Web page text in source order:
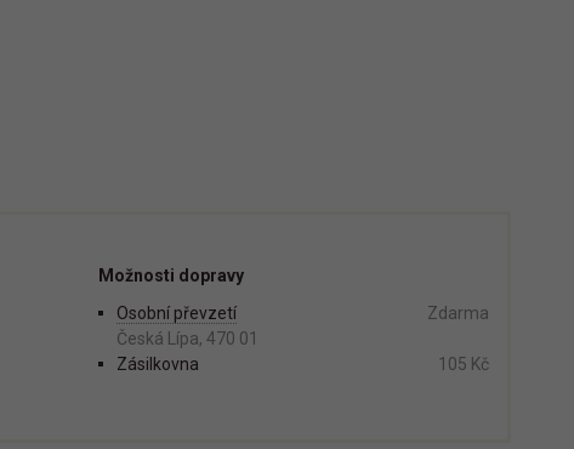
Možnosti dopravy
Osobní převzetí
Česká Lípa, 470 01
Zdarma
Zásilkovna 105 Kč